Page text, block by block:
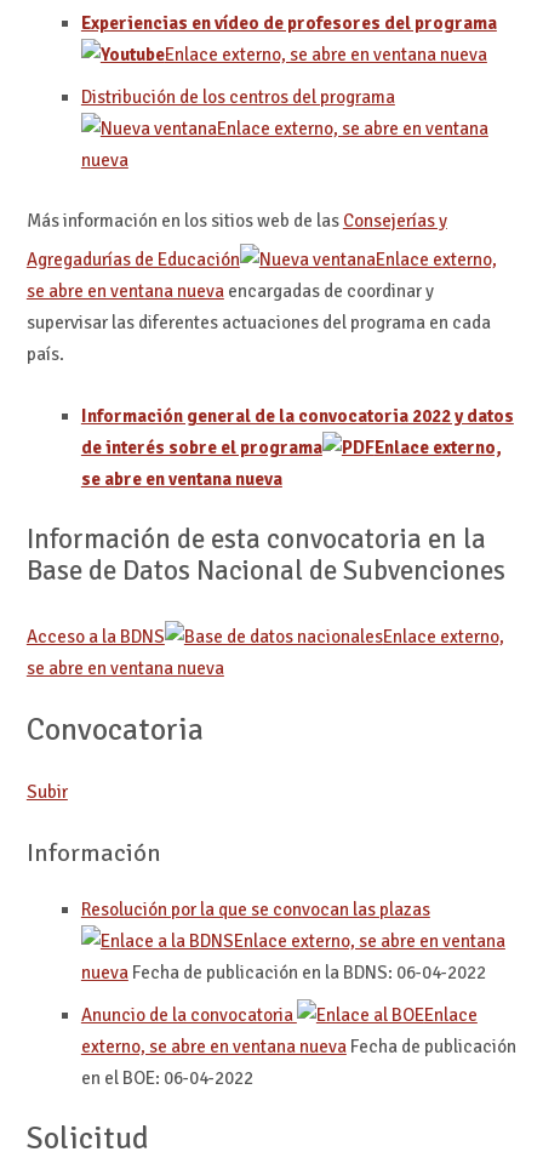
Experiencias en vídeo de profesores del programa
Enlace externo, se abre en ventana nueva
Distribución de los centros del programa
Enlace externo, se abre en ventana
nueva
Más información en los sitios web de las Consejerías y
Agregadurías de Educación
Enlace externo,
se abre en ventana nuevaencargadas de coordinar y
supervisar las diferentes actuaciones del programa en cada
país.
Información general de la convocatoria 2022 y datos
de interés sobre el programa
Enlace externo,
se abre en ventana nueva
Información de esta convocatoria en la
Base de Datos Nacional de Subvenciones
Acceso a la BDNS
Enlace externo,
se abre en ventana nueva
Convocatoria
Subir
Información
Resolución por la que se convocan las plazas
Enlace externo, se abre en ventana
nueva Fecha de publicación en la BDNS: 06-04-2022
Anuncio de la convocatoria
Enlace
externo, se abre en ventana nueva Fecha de publicación
en el BOE: 06-04-2022
Solicitud